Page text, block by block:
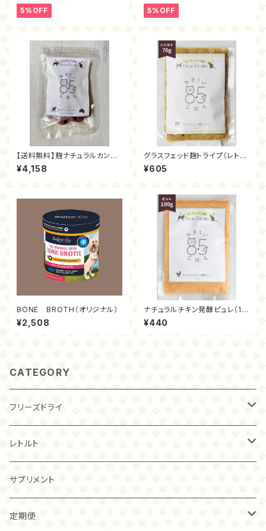
5%OFF 5%OFF
【送料無料】麹ナチュラルカンガ
ルー（フリーズドライ80g）
¥4,158
グラスフェッド麴トライプ（レトル
ト70ｇ）
¥605
BONE BROTH（オリジナル）
¥2,508
ナチュラルチキン発酵ピュレ（10
0ｇ）
¥440
CATEGORY
フリーズドライ
チキン
20ｇ
40ｇ
トライプ（ビーフ）
40ｇ
カンガルー
レトルト
チキン
トライプ（ビーフ）
サプリメント
定期便